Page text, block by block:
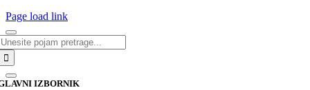
Page load link
IZBORNIK